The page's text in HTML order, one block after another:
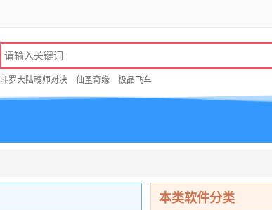
斗罗大陆魂师对决 仙圣奇缘 极品飞车
本类软件分类